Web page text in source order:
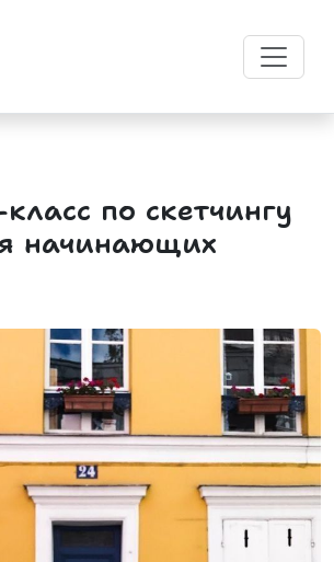
по скетчингу
начинающих